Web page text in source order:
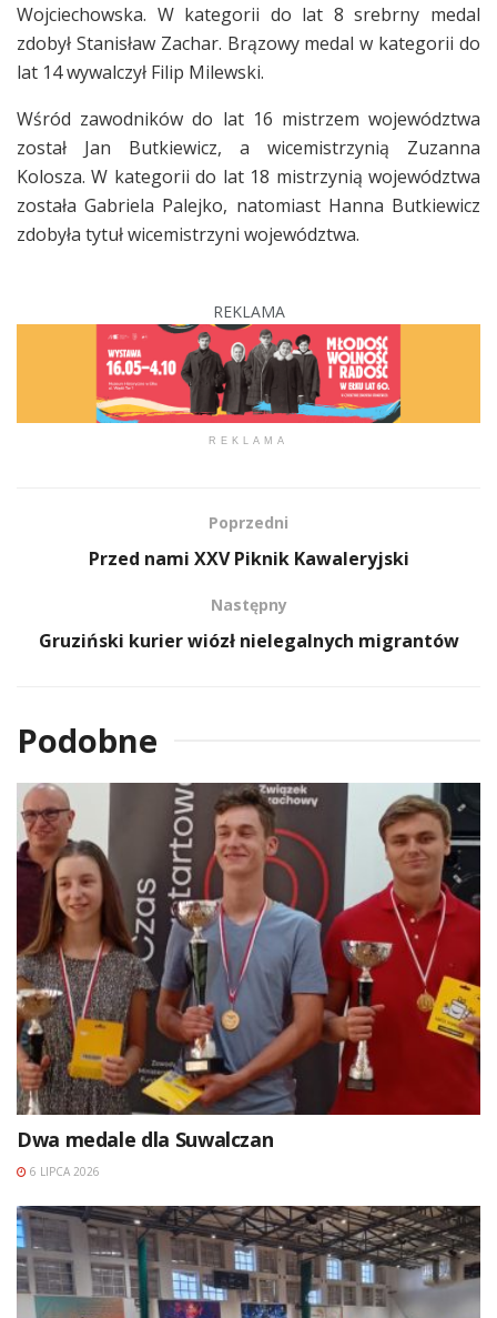
Wojciechowska. W kategorii do lat 8 srebrny medal
zdobył Stanisław Zachar. Brązowy medal w kategorii do
lat 14 wywalczył Filip Milewski.
Wśród zawodników do lat 16 mistrzem województwa
został Jan Butkiewicz, a wicemistrzynią Zuzanna
Kolosza. W kategorii do lat 18 mistrzynią województwa
została Gabriela Palejko, natomiast Hanna Butkiewicz
zdobyła tytuł wicemistrzyni województwa.
REKLAMA
REKLAMA
Poprzedni
Przed nami XXV Piknik Kawaleryjski
Następny
Gruziński kurier wiózł nielegalnych migrantów
Podobne
Dwa medale dla Suwalczan
6 LIPCA 2026